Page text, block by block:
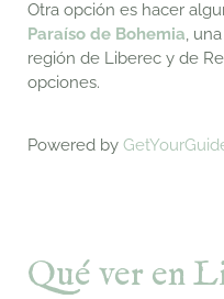
Otra opción es hacer
Paraíso de Bohemia,
región de Liberec y de
opciones.
Powered by
Qué ver en